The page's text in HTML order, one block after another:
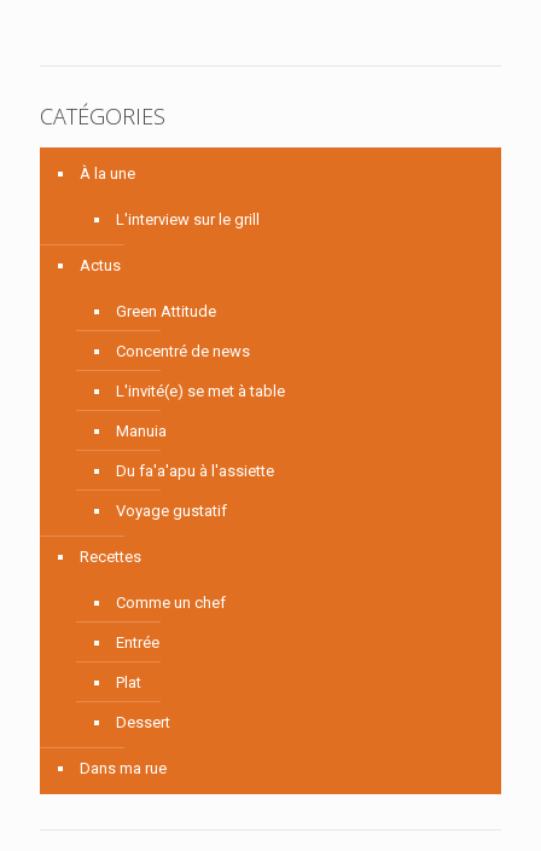
CATÉGORIES
À la une
L'interview sur le grill
Actus
Green Attitude
Concentré de news
L'invité(e) se met à table
Manuia
Du fa'a'apu à l'assiette
Voyage gustatif
Recettes
Comme un chef
Entrée
Plat
Dessert
Dans ma rue